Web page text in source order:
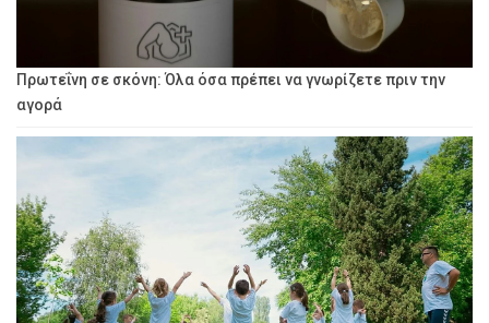
Πρωτεΐνη σε σκόνη: Όλα όσα πρέπει να γνωρίζετε πριν την
αγορά